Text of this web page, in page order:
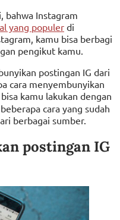
bahwa Instagram
yang populer di
kamu bisa berbagi
pengikut kamu.
postingan IG dari
cara menyembunyikan
kamu lakukan dengan
cara yang sudah
berbagai sumber.
postingan IG